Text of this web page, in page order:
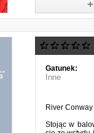
Gatunek:
Inne
River
Stojąc w